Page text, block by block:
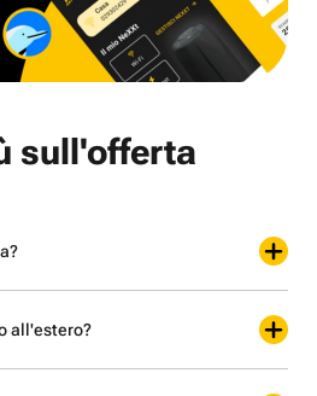
sull'offerta
all'estero?